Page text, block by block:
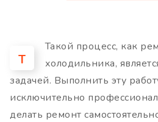
Т
Такой процесс, как
холодильника,
задачей. Выполнить эту
исключительно
делать ремонт